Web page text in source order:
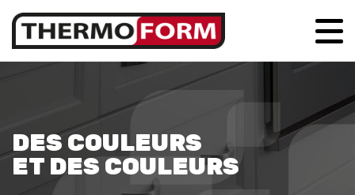
DES COULEURS
ET DES COULEURS